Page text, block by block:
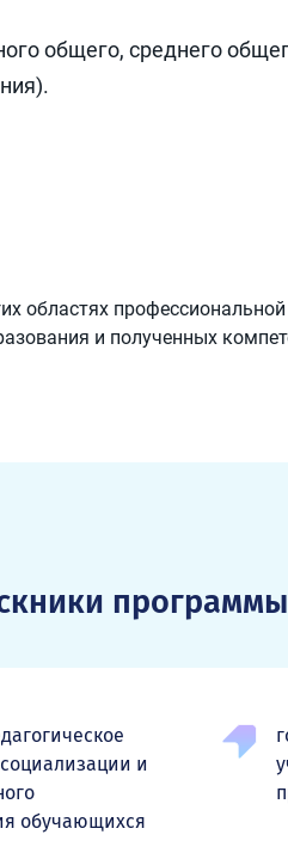
общего, среднего
областях
и полученных
программы
и
обучающихся